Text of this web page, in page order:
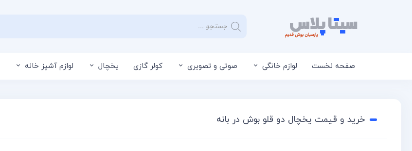
صفحه نخست لوازم خانگی صوتی و تصویری کولر گازی یخچال لوازم آشپز خانه
خرید و قیمت یخچال دو قلو بوش در بانه